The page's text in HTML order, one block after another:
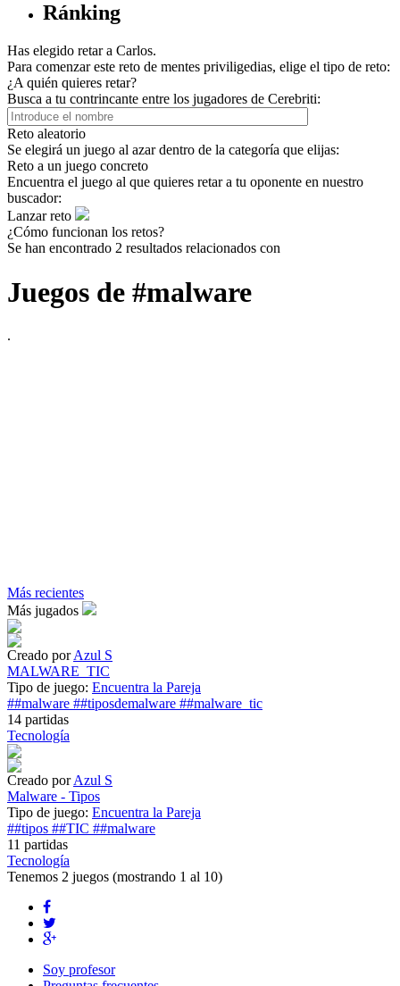
Ránking
Has elegido retar a Carlos.
Para comenzar este reto de mentes priviligedias, elige el tipo de reto:
¿A quién quieres retar?
Busca a tu contrincante entre los jugadores de Cerebriti:
Reto aleatorio
Se elegirá un juego al azar dentro de la categoría que elijas:
Reto a un juego concreto
Encuentra el juego al que quieres retar a tu oponente en nuestro
buscador:
Lanzar reto
¿Cómo funcionan los retos?
Se han encontrado 2 resultados relacionados con
Juegos de #malware
.
Más recientes
Más jugados
Creado porAzul S
MALWARE_TIC
Tipo de juego: Encuentra la Pareja
##malware ##tiposdemalware ##malware_tic
14 partidas
Tecnología
Creado porAzul S
Malware - Tipos
Tipo de juego: Encuentra la Pareja
##tipos ##TIC ##malware
11 partidas
Tecnología
Tenemos 2 juegos (mostrando 1 al 10)
Soy profesor